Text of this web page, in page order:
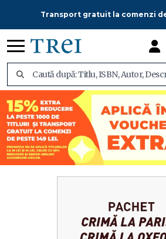
Transport gratuit la comenzi